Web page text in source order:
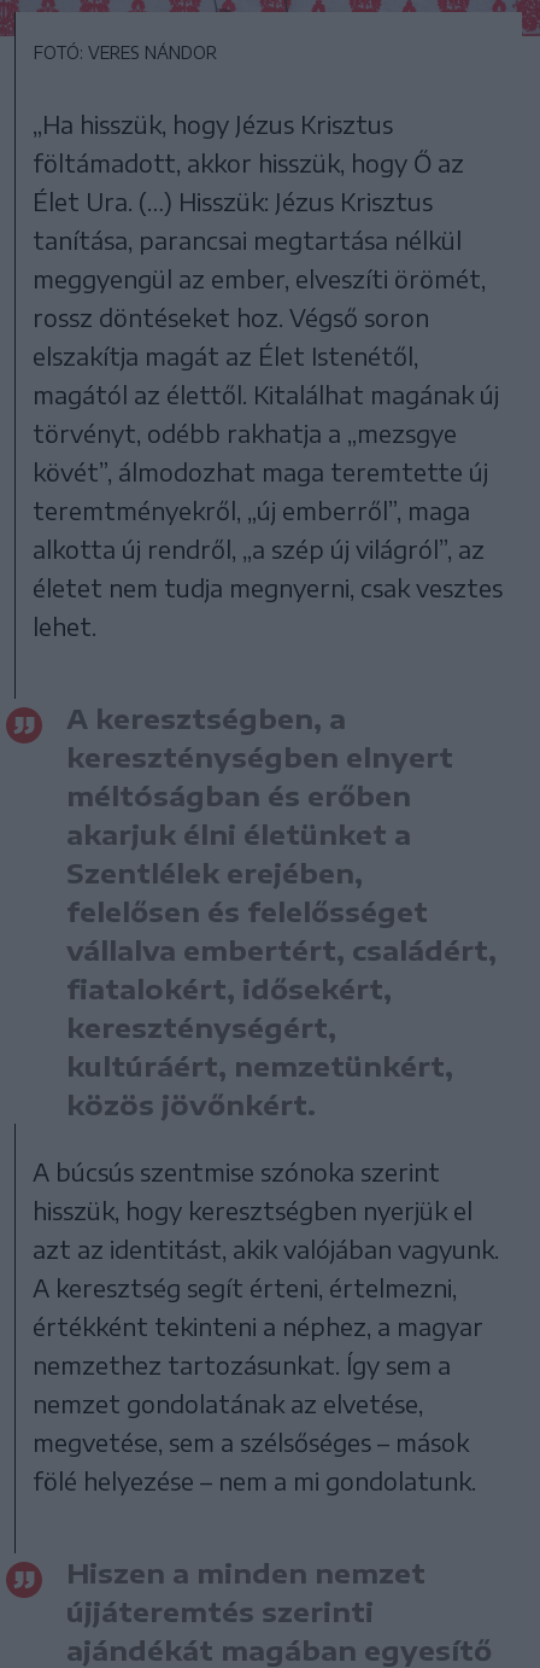
FOTÓ: VERES NÁNDOR
„Ha hisszük, hogy Jézus Krisztus
föltámadott, akkor hisszük, hogy Ő az
Élet Ura. (…) Hisszük: Jézus Krisztus
tanítása, parancsai megtartása nélkül
meggyengül az ember, elveszíti örömét,
rossz döntéseket hoz. Végső soron
elszakítja magát az Élet Istenétől,
magától az élettől. Kitalálhat magának új
törvényt, odébb rakhatja a „mezsgye
kövét”, álmodozhat maga teremtette új
teremtményekről, „új emberről”, maga
alkotta új rendről, „a szép új világról”, az
életet nem tudja megnyerni, csak vesztes
lehet.
A keresztségben, a
kereszténységben elnyert
méltóságban és erőben
akarjuk élni életünket a
Szentlélek erejében,
felelősen és felelősséget
vállalva embertért, családért,
fiatalokért, idősekért,
kereszténységért,
kultúráért, nemzetünkért,
közös jövőnkért.
A búcsús szentmise szónoka szerint
hisszük, hogy keresztségben nyerjük el
azt az identitást, akik valójában vagyunk.
A keresztség segít érteni, értelmezni,
értékként tekinteni a néphez, a magyar
nemzethez tartozásunkat. Így sem a
nemzet gondolatának az elvetése,
megvetése, sem a szélsőséges – mások
fölé helyezése – nem a mi gondolatunk.
Hiszen a minden nemzet
újjáteremtés szerinti
ajándékát magában egyesítő